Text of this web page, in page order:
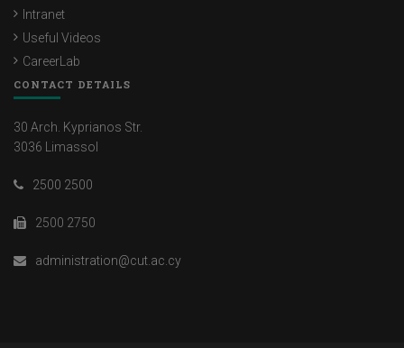
Intranet
Useful Videos
CareerLab
CONTACT DETAILS
30 Arch. Kyprianos Str.
3036 Limassol
2500 2500
2500 2750
administration@cut.ac.cy